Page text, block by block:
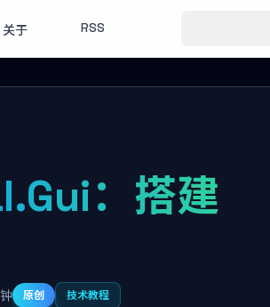
关于 RSS
：搭建
原创 技术教程